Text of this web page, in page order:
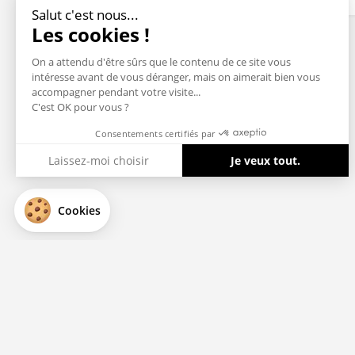
Salut c'est nous...
Les cookies !
On a attendu d'être sûrs que le contenu de ce site vous
intéresse avant de vous déranger, mais on aimerait bien vous
accompagner pendant votre visite...
C'est OK pour vous ?
Consentements certifiés par
Laissez-moi choisir Je veux tout.
Notre plateforme vous permet d'adapter et de gérer vos
Cookies